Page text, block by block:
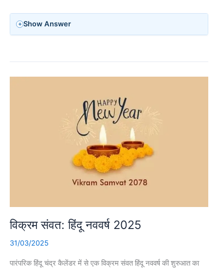
Show Answer
विक्रम संवत: हिंदू नववर्ष 2025
31/03/2025
पारंपरिक हिंदू चंद्र कैलेंडर में से एक विक्रम संवत हिंदू नववर्ष की शुरुआत का